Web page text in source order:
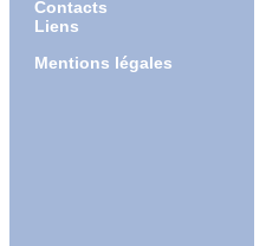
Contacts
Liens
Mentions légales